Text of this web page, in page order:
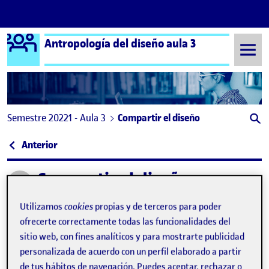
Saltar al contenido
Logo Ágora
Antropología del diseño aula 3
Semestre 20221 - Aula 3 Compartir el diseño
Navegación de entradas
Anterior: Compartir el diseño
Publicado porCompartir el diseño
Visibilidad:
Pública -Fecha de publicación
26 Ene 2023-comentarioen Compartir el diseño
Utilizamoscookies propias y de terceros para poder
ofrecerte correctamente todas las funcionalidades del
sitio web, con fines analíticos y para mostrarte publicidad
personalizada de acuerdo con un perfil elaborado a partir
de tus hábitos de navegación. Puedes aceptar, rechazar o